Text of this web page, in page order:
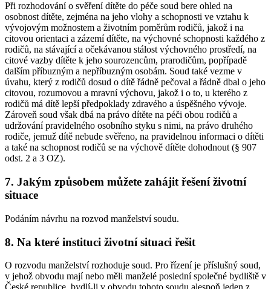
Při rozhodování o svěření dítěte do péče soud bere ohled na
osobnost dítěte, zejména na jeho vlohy a schopnosti ve vztahu k
vývojovým možnostem a životním poměrům rodičů, jakož i na
citovou orientaci a zázemí dítěte, na výchovné schopnosti každého z
rodičů, na stávající a očekávanou stálost výchovného prostředí, na
citové vazby dítěte k jeho sourozencům, prarodičům, popřípadě
dalším příbuzným a nepříbuzným osobám. Soud také vezme v
úvahu, který z rodičů dosud o dítě řádně pečoval a řádně dbal o jeho
citovou, rozumovou a mravní výchovu, jakož i o to, u kterého z
rodičů má dítě lepší předpoklady zdravého a úspěšného vývoje.
Zároveň soud však dbá na právo dítěte na péči obou rodičů a
udržování pravidelného osobního styku s nimi, na právo druhého
rodiče, jemuž dítě nebude svěřeno, na pravidelnou informaci o dítěti
a také na schopnost rodičů se na výchově dítěte dohodnout (§ 907
odst. 2 a 3 OZ).
7. Jakým způsobem můžete zahájit řešení životní
situace
Podáním návrhu na rozvod manželství soudu.
8. Na které instituci životní situaci řešit
O rozvodu manželství rozhoduje soud. Pro řízení je příslušný soud,
v jehož obvodu mají nebo měli manželé poslední společné bydliště v